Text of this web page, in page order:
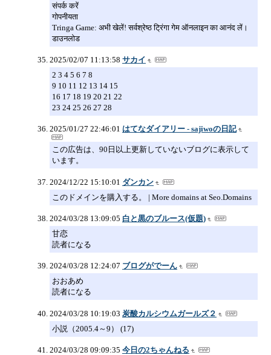
संपर्क करें
गोपनीयता
Tringa Game: अभी खेलें! सर्वश्रेष्ठ ट्रिंगा गेम ऑनलाइन का आनंद लें।
डाउनलोड
2025/02/07 11:13:58 サカイ
2 3 4 5 6 7 8
9 10 11 12 13 14 15
16 17 18 19 20 21 22
23 24 25 26 27 28
2025/01/27 22:46:01 はてなダイアリー - sajiwoの日記
この広告は、90日以上更新していないブログに表示して
います。
2024/12/22 15:10:01 ダンカン
このドメインを購入する。 | More domains at Seo.Domains
2024/03/28 13:09:05 白と黒のブルース(仮題)
甘恋
読者になる
2024/03/28 12:24:07 ブログがでーん
おおあめ
読者になる
2024/03/28 10:19:03 炭酸カルシウムガールズ２
小説（2005.4～9） (17)
2024/03/28 09:09:35 今日の2ちゃんねる